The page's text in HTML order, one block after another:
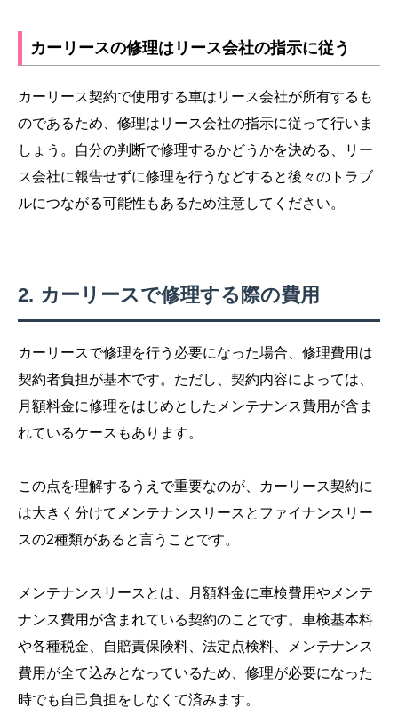
カーリースの修理はリース会社の指示に従う
カーリース契約で使用する車はリース会社が所有するも
のであるため、修理はリース会社の指示に従って行いま
しょう。自分の判断で修理するかどうかを決める、リー
ス会社に報告せずに修理を行うなどすると後々のトラブ
ルにつながる可能性もあるため注意してください。
カーリースで修理する際の費用
カーリースで修理を行う必要になった場合、修理費用は
契約者負担が基本です。ただし、契約内容によっては、
月額料金に修理をはじめとしたメンテナンス費用が含ま
れているケースもあります。
この点を理解するうえで重要なのが、カーリース契約に
は大きく分けてメンテナンスリースとファイナンスリー
スの2種類があると言うことです。
メンテナンスリースとは、月額料金に車検費用やメンテ
ナンス費用が含まれている契約のことです。車検基本料
や各種税金、自賠責保険料、法定点検料、メンテナンス
費用が全て込みとなっているため、修理が必要になった
時でも自己負担をしなくて済みます。